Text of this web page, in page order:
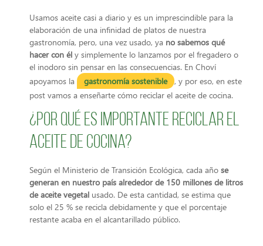
Usamos aceite casi a diario y es un imprescindible para la
elaboración de una infinidad de platos de nuestra
gastronomía, pero, una vez usado, ya no sabemos qué
hacer con él y simplemente lo lanzamos por el fregadero o
el inodoro sin pensar en las consecuencias. En Choví
apoyamos la
gastronomía sostenible
, y por eso, en este
post vamos a enseñarte cómo reciclar el aceite de cocina.
¿Por qué es importante reciclar el
aceite de cocina?
Según el Ministerio de Transición Ecológica, cada año se
generan en nuestro país alrededor de 150 millones de litros
de aceite vegetal usado. De esta cantidad, se estima que
solo el 25 % se recicla debidamente y que el porcentaje
restante acaba en el alcantarillado público.